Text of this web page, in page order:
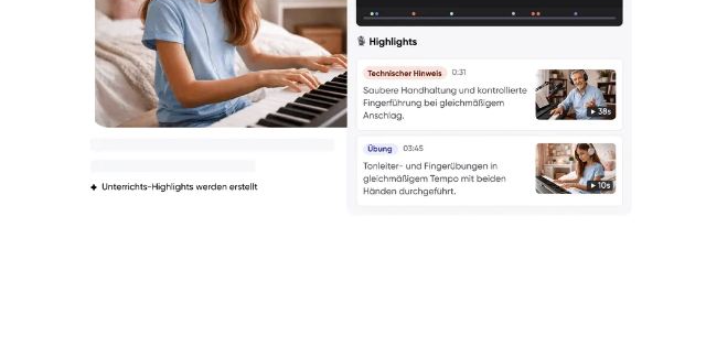
Klavier / Piano / Flügel